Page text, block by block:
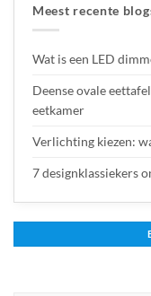
Meest recente
Wat is een LED
Deense ovale
eetkamer
Verlichting kiezen:
7 designklassiekers